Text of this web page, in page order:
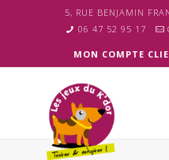
5, RUE BENJAMIN
06 47 52 95 17
MON COMPTE